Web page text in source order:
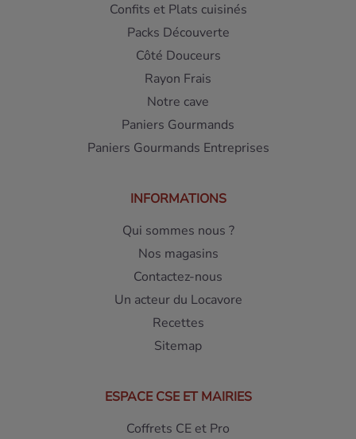
Confits et Plats cuisinés
Packs Découverte
Côté Douceurs
Rayon Frais
Notre cave
Paniers Gourmands
Paniers Gourmands Entreprises
INFORMATIONS
Qui sommes nous ?
Nos magasins
Contactez-nous
Un acteur du Locavore
Recettes
Sitemap
ESPACE CSE ET MAIRIES
Coffrets CE et Pro